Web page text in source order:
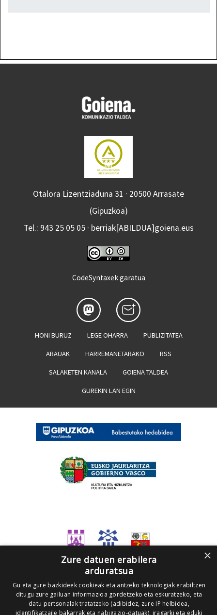
Otalora Lizentziaduna 31 · 20500 Arrasate
(Gipuzkoa)
Tel.: 943 25 05 05 · berriak[ABILDUA]goiena.eus
CodeSyntaxek garatua
HONI BURUZ LEGE OHARRA PUBLIZITATEA
ARAUAK HARREMANETARAKO RSS
SALAKETEN KANALA GOIENA TALDEA
GUREKIN LAN EGIN
×
Zure datuen erabilera
arduratsua
Gu eta gure bazkideek cookieak eta antzeko teknologiak erabiltzen
ditugu zure gailuan informazioa gordetzeko eta eskuratzeko, eta
datu pertsonalak tratatzeko (adibidez, zure IP helbidea,
identifikatzaile bakarrak eta nabigazio-datuak), iragarki eta eduki